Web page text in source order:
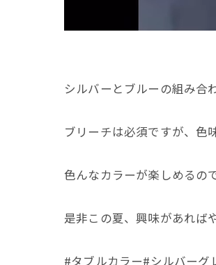
シルバーとブルーの組み合
ブリーチは必須ですが、色
色んなカラーが楽しめるの
是非この夏、興味があれば
#タブルカラー#シルバーグ